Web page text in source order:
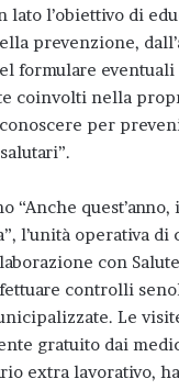
lato l’obiettivo di
prevenzione,
formulare
coinvolti nella
per
“Anche
l’unità operativa
con
controlli
Le
gratuito dai
extra lavorativo,